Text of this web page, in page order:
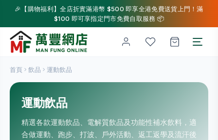
🎉【購物福利】全店折實滿港幣 $500 即享全港免費送貨上門！滿
$100 即可享指定門市免費自取服務 📦
首頁 飲品 運動飲品
運動飲品
精選各款運動飲品、電解質飲品及功能性補水飲料，適
合做運動、跑步、打波、戶外活動、返工返學及流汗後